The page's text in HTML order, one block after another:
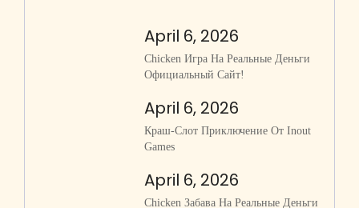
April 6, 2026
Chicken Игра На Реальные Деньги
Официальный Сайт!
April 6, 2026
Краш-Слот Приключение От Inout
Games
April 6, 2026
Chicken Забава На Реальные Деньги